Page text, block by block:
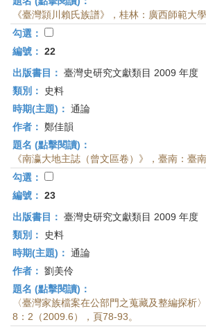
所-
首
頁
《臺灣頴川賴氏族譜》，桂林：廣西師範大
勾選：
編號： 22
出版書目： 臺灣史研究文獻類目 2009 年度
類別：
史料
時期(主題)： 通論
作者： 鄭佳韻
題名 (點擊閱讀)：
《南瀛大地主誌（曾文區卷）》，臺南：臺
勾選：
編號： 23
出版書目： 臺灣史研究文獻類目 2009 年度
類別：
史料
時期(主題)： 通論
作者： 劉美伶
題名 (點擊閱讀)：
〈臺灣家族檔案在公部門之蒐藏及整編探析
8：2（2009.6），頁78-93。